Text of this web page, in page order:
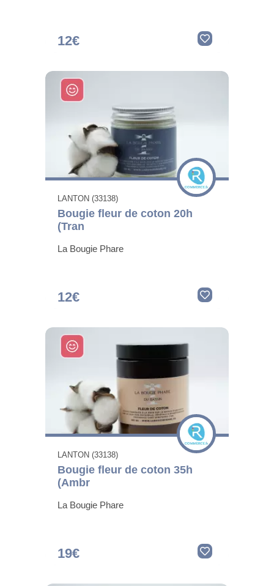
12€
LANTON (33138)
Bougie fleur de coton 20h
(Tran
La Bougie Phare
12€
LANTON (33138)
Bougie fleur de coton 35h
(Ambr
La Bougie Phare
19€